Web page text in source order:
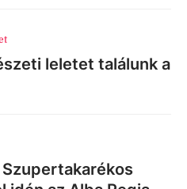
leletet találunk a